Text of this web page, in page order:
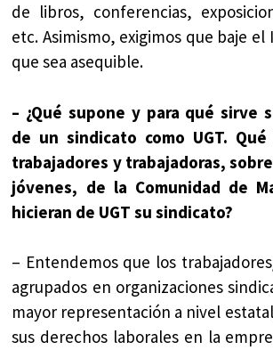
de libros, conferencias,
etc. Asimismo, exigimos que baje el
que sea asequible.
– ¿Qué supone y para qué sirve
de un sindicato como UGT.
trabajadores y trabajadoras,
jóvenes, de la Comunidad de
hicieran de UGT su sindicato?
– Entendemos que los
agrupados en organizaciones
mayor representación a nivel
sus derechos laborales en la